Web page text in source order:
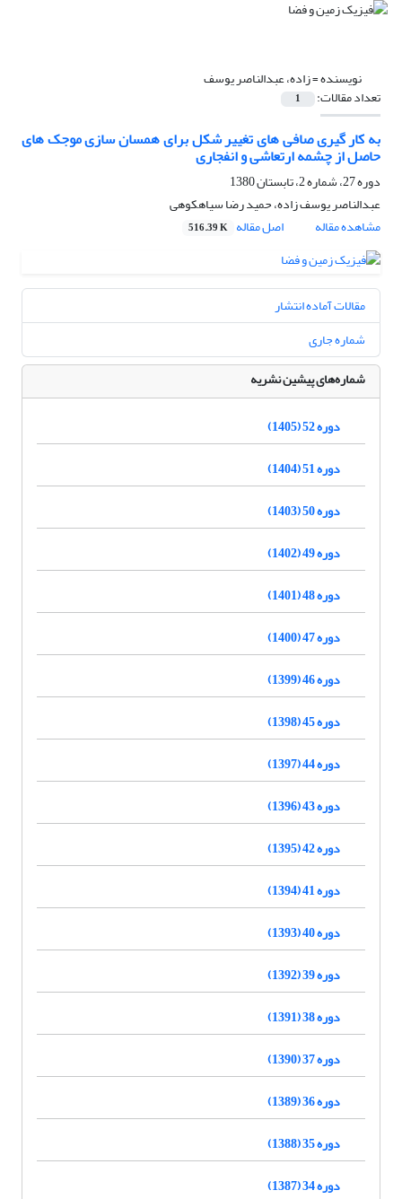
نویسنده =زاده، عبدالناصر یوسف
تعداد مقالات: 1
به کار گیری صافی های تغییر شکل برای همسان سازی موجک های
حاصل از چشمه ارتعاشی و انفجاری
دوره 27، شماره 2، تابستان 1380
عبدالناصر یوسف زاده، حمید رضا سیاهکوهی
مشاهده مقاله
اصل مقاله 516.39 K
مقالات آماده انتشار
شماره جاری
شماره‌های پیشین نشریه
دوره 52 (1405)
دوره 51 (1404)
دوره 50 (1403)
دوره 49 (1402)
دوره 48 (1401)
دوره 47 (1400)
دوره 46 (1399)
دوره 45 (1398)
دوره 44 (1397)
دوره 43 (1396)
دوره 42 (1395)
دوره 41 (1394)
دوره 40 (1393)
دوره 39 (1392)
دوره 38 (1391)
دوره 37 (1390)
دوره 36 (1389)
دوره 35 (1388)
دوره 34 (1387)